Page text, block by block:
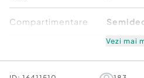
Compartimentare
Vezi mai